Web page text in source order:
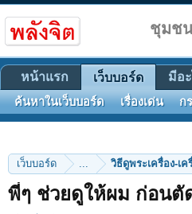
เว็บบอร์ด ... วิธีดูพระเครื่อง-เค
พี่ๆ ช่วยดูให้ผม ก่อนตั
ชุมช
หน้าแรก เว็บบอร์ด
ค้นหาในเว็บบอร์ด เรื่องเด่น ก
มีอ